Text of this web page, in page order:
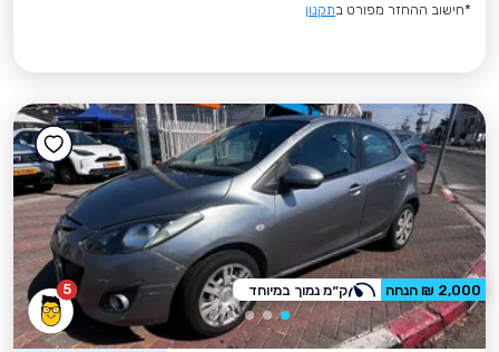
*חישוב ההחזר מפורט בתקנון
5 2,000 ₪ הנחה ק״מ נמוך במיוחד